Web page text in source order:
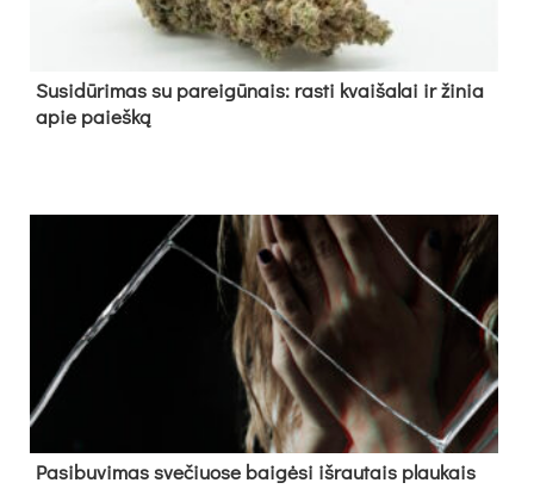
Su­si­dū­ri­mas su pa­rei­gū­nais: ras­ti kvai­ša­lai ir ži­nia
apie paieš­ką
Pa­si­bu­vi­mas sve­čiuo­se bai­gė­si iš­rau­tais plau­kais